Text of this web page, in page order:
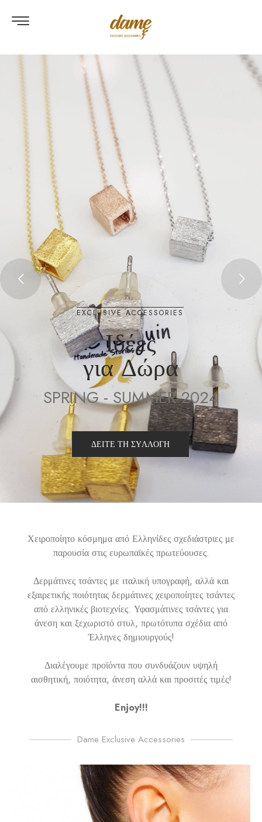
EXCLUSIVE ACCESSORI ES
Ιδέες
για Δώρα
SPRING-SUMMER2024
ΔΕΊΤΕ ΤΗ ΣΥΛΛΟΓΗ
Χειροποίητο κόσμημα από Ελληνίδες σχεδιάστριες με
παρουσία στις ευρωπαϊκές πρωτεύουσες.
Δερμάτινες τσάντες με ιταλική υπογραφή, αλλά και
εξαιρετικής ποιότητας δερμάτινες χειροποίητες τσάντες
από ελληνικές βιοτεχνίες. Υφασμάτινες τσάντες για
άνεση και ξεχωριστό στυλ, πρωτότυπα σχέδια από
Έλληνες δημιουργούς!
Διαλέγουμε προϊόντα που συνδυάζουν υψηλή
αισθητική, ποιότητα, άνεση αλλά και προσιτές τιμές!
Enjoy!!!
Dame Exclusive Accessories